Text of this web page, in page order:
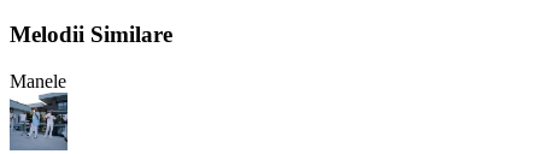
Melodii Similare
Manele